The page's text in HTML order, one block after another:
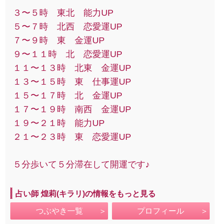
３〜５時 東北 能力UP
５〜７時 北西 恋愛運UP
７〜９時 東 金運UP
９〜１１時 北 恋愛運UP
１１〜１３時 北東 金運UP
１３〜１５時 東 仕事運UP
１５〜１７時 北 金運UP
１７〜１９時 南西 金運UP
１９〜２１時 能力UP
２１〜２３時 東 恋愛運UP
５分歩いて５分滞在して開運です♪
占い師 煌莉(キラリ)の情報をもっと見る
つぶやき一覧 プロフィール